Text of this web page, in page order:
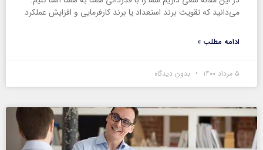
می‌دانید که تقویت برند استعداد یا برند کارفرمایی و افزایش عملکرد
ادامه مطلب »
۵ مرداد ۱۴۰۰ بدون دیدگاه